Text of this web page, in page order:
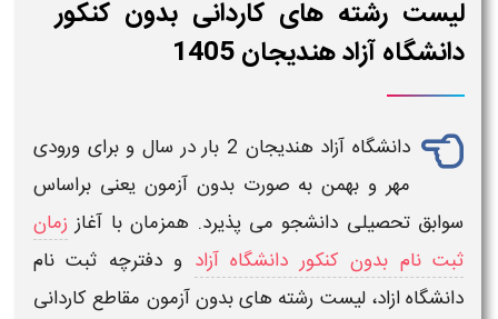
لیست رشته های کاردانی بدون کنکور
دانشگاه آزاد هندیجان 1405
دانشگاه آزاد هندیجان
2 بار در سال و برای ورودی
مهر و بهمن به صورت بدون آزمون یعنی براساس
سوابق تحصیلی دانشجو می پذیرد. همزمان با آغاز زمان
ثبت نام بدون کنکور دانشگاه آزاد ودفترچه ثبت نام
دانشگاه ازاد، لیست رشته های بدون آزمون مقاطعکاردانی